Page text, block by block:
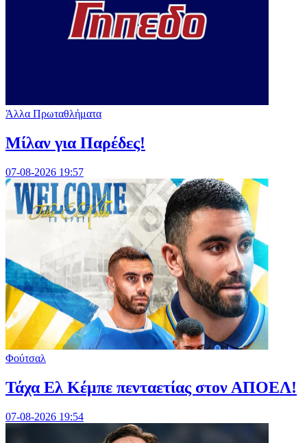
Άλλα Πρωταθλήματα
Μίλαν για Παρέδες!
07-08-2026 19:57
Φούτσαλ
Τάχα Ελ Κέμπε πενταετίας στον ΑΠΟΕΛ!
07-08-2026 19:54